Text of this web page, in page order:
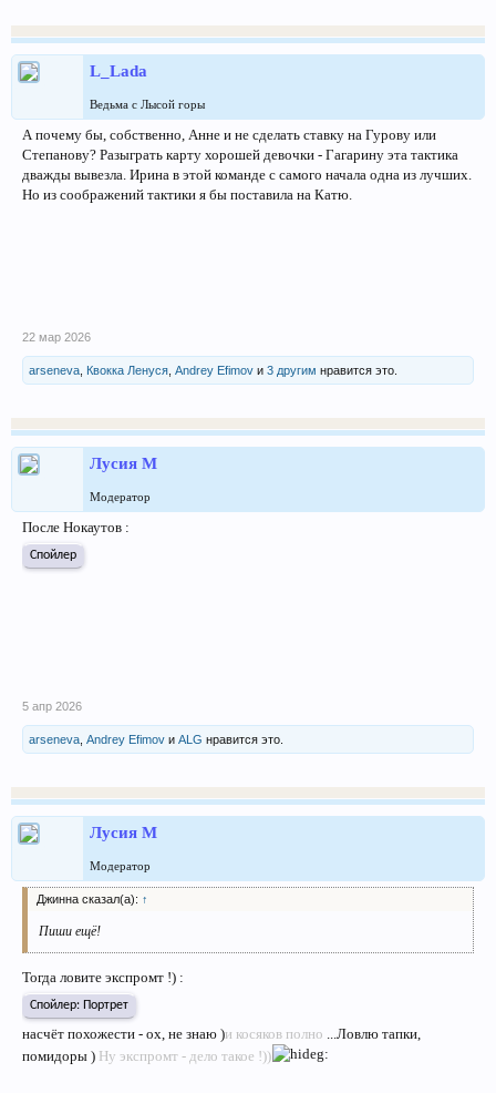
L_Lada
Ведьма с Лысой горы
А почему бы, собственно, Анне и не сделать ставку на Гурову или
Степанову? Разыграть карту хорошей девочки - Гагарину эта тактика
дважды вывезла. Ирина в этой команде с самого начала одна из лучших.
Но из соображений тактики я бы поставила на Катю.
22 мар 2026
arseneva Квокка Ленуся Andrey Efimov и 3 другим нравится это.
Лусия М
Модератор
После Нокаутов :
Спойлер
5 апр 2026
arseneva Andrey Efimov и ALG нравится это.
Лусия М
Модератор
Джинна сказал(а): ↑
Пиши ещё!
Тогда ловите экспромт !) :
Спойлер: Портрет
насчёт похожести - ох, не знаю )и косяков полно ...Ловлю тапки,
помидоры ) Ну экспромт - дело такое !))